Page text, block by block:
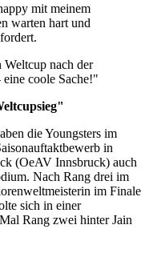
mit meinem
warten hart und
Weltcup nach der
coole Sache!"
die Youngsters im
in
(OeAV Innsbruck) auch
Nach Rang drei im
im Finale
sich in einer
Rang zwei hinter Jain